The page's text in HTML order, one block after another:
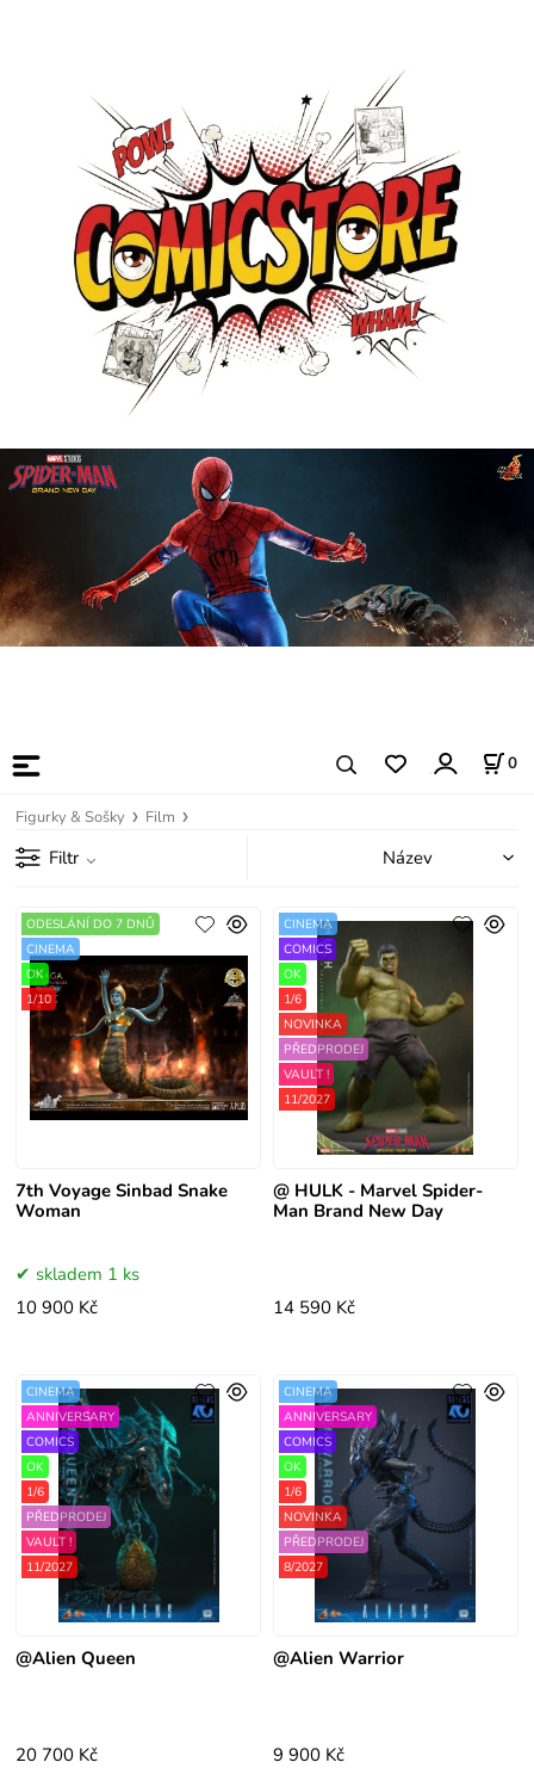
0
Figurky & Sošky Film
Filtr
7th Voyage Sinbad Snake
Woman
ODESLÁNÍ DO 7 DNŮ
CINEMA
OK
1/10
skladem 1 ks
10 900 Kč
@ HULK - Marvel Spider-
Man Brand New Day
CINEMA
COMICS
OK
1/6
NOVINKA
PŘEDPRODEJ
VAULT !
11/2027
14 590 Kč
@Alien Queen
CINEMA
ANNIVERSARY
COMICS
OK
1/6
PŘEDPRODEJ
VAULT !
11/2027
20 700 Kč
@Alien Warrior
CINEMA
ANNIVERSARY
COMICS
OK
1/6
NOVINKA
PŘEDPRODEJ
8/2027
9 900 Kč